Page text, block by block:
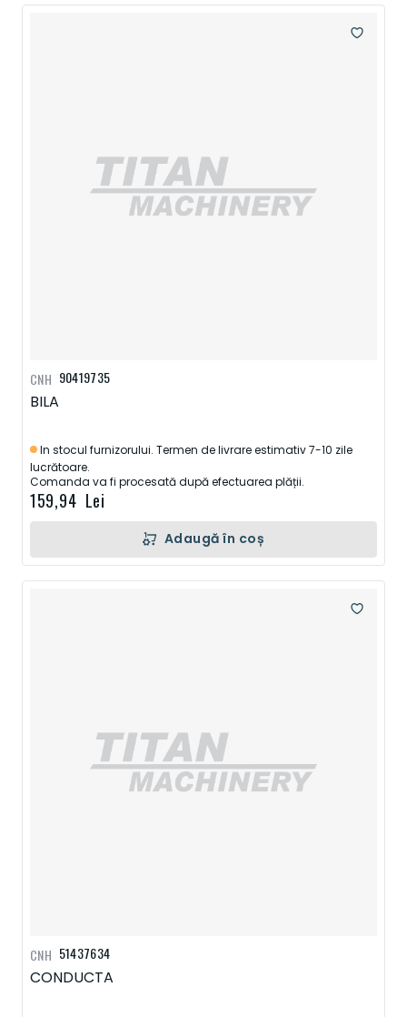
90419735
BILA
In stocul furnizorului. Termen de livrare estimativ 7-10 zile
lucrătoare.
Comanda va fi procesată după efectuarea plății.
159,94 Lei
CNH
Adaugă în coș
51437634
CONDUCTA
CNH